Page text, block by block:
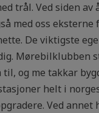
trål. Ved siden av
med oss
De viktigste
Mørebilklubben
og me takkar
helt i
Ved annet